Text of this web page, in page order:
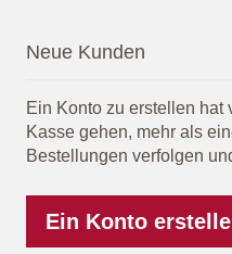
Neue Kunden
Ein Konto zu erstellen hat
Kasse gehen, mehr als
Bestellungen verfolgen
Ein Konto